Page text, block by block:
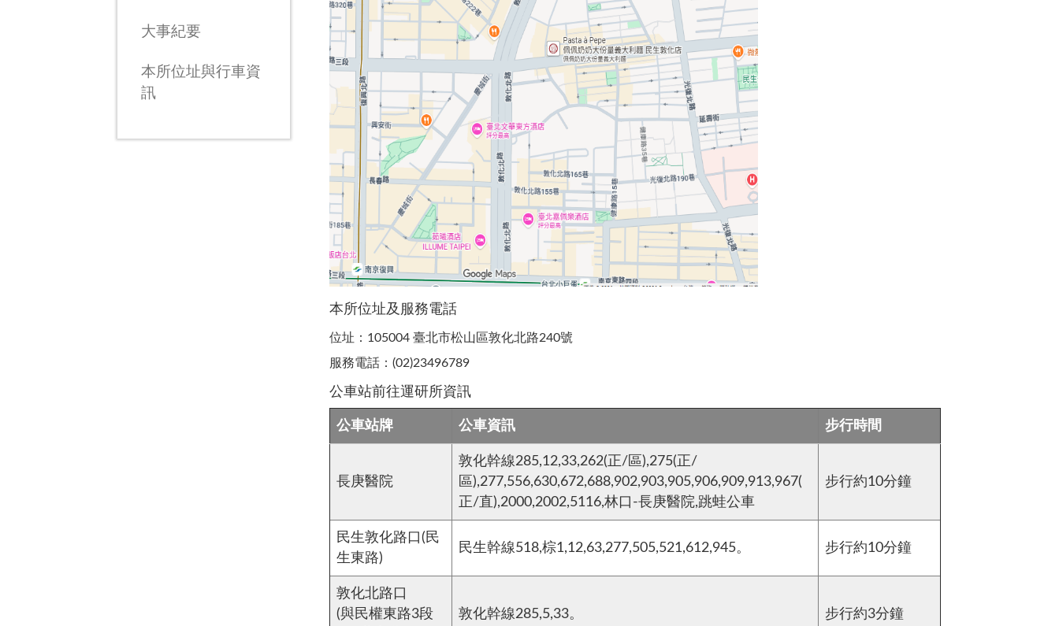
大事紀要
本所位址與行車資
訊
本所位址及服務電話
位址：105004 臺北市松山區敦化北路240號
服務電話：(02)23496789
公車站前往運研所資訊
公車站牌 公車資訊 步行時間
長庚醫院
敦化幹線285,12,33,262(正/區),275(正/
區),277,556,630,672,688,902,903,905,906,909,913,967(
正/直),2000,2002,5116,林口-長庚醫院,跳蛙公車
步行約10分鐘
民生敦化路口(民
生東路)
民生幹線518,棕1,12,63,277,505,521,612,945。 步行約10分鐘
敦化北路口
(與民權東路3段
敦化幹線285,5,33。 步行約3分鐘